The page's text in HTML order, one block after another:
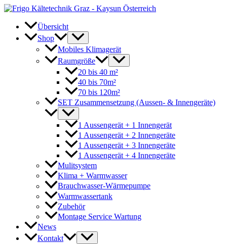
Zum
springen
Übersicht
Shop
Mobiles Klimagerät
Raumgröße
20 bis 40 m²
40 bis 70m²
70 bis 120m²
SET Zusammensetzung (Aussen- & Innengeräte)
1 Aussengerät + 1 Innengerät
1 Aussengerät + 2 Innengeräte
1 Aussengerät + 3 Innengeräte
1 Aussengerät + 4 Innengeräte
Mulitsystem
Klima + Warmwasser
Brauchwasser-Wärmepumpe
Warmwassertank
Zubehör
Montage Service Wartung
News
Kontakt